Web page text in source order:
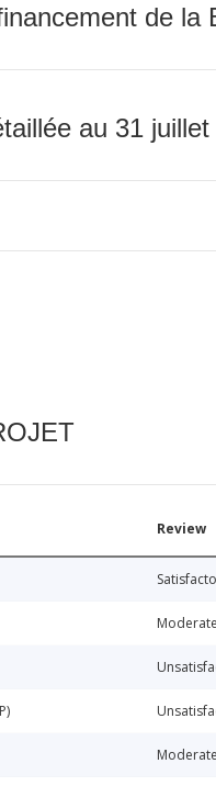
de
au 31 juillet
Review